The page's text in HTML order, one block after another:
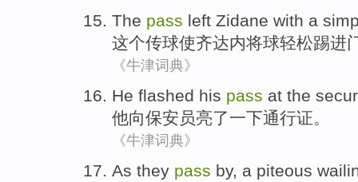
The pass left Zidane with a
这个传球使齐达内将球轻松踢进
《牛津词典》
He flashed his pass at the
他向保安员亮了一下通行证。
《牛津词典》
As they pass by, a piteous